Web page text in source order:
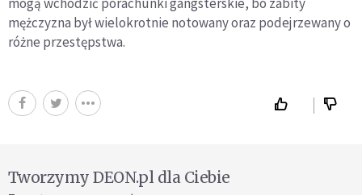
mężczyzna był wielokrotnie notowany oraz podejrzewany o
różne przestępstwa.
Tworzymy DEON.pl dla Ciebie